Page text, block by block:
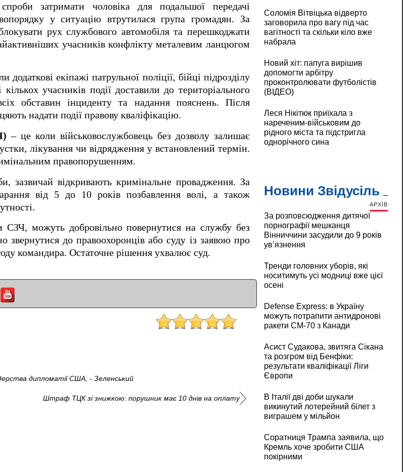
затримати чоловіка для подальшої передачі
у ситуацію втрутилася група громадян. За
рух службового автомобіля та перешкоджати
учасників конфлікту металевим ланцюгом
додаткові екіпажі патрульної поліції, бійці підрозділу
учасників події доставили до територіального
обставин інциденту та надання пояснень. Після
надати події правову кваліфікацію.
– це коли військовослужбовець без дозволу залишає
лікування чи відрядження у встановлений термін.
правопорушенням.
зазвичай відкривають кримінальне провадження. За
від 5 до 10 років позбавлення волі, а також
СЗЧ, можуть добровільно повернутися на службу без
звернутися до правоохоронців або суду із заявою про
командира. Остаточне рішення ухвалює суд.
дипломатії США, - Зеленський
Штраф ТЦК зі знижкою: порушник має 10 днів на оплату
Соломія Вітвіцька відверто
заговорила про вагу під час
вагітності та скільки кіло вже
набрала
Новий хіт: папуга вирішив
допомогти арбітру
проконтролювати футболістів
(ВІДЕО)
Леся Нікітюк приїхала з
нареченим-військовим до
рідного міста та підстригла
однорічного сина
Новини Звідусіль
АРХІВ
За розповсюдження дитячої
порнографії мешканця
Вінниччини засудили до 9 років
ув’язнення
Тренди головних уборів, які
носитимуть усі модниці вже цієї
осені
Defense Express: в Україну
можуть потрапити антидронові
ракети CM-70 з Канади
Асист Судакова, звитяга Сікана
та розгром від Бенфіки:
результати кваліфікації Ліги
Європи
В Італії дві доби шукали
викинутий лотерейний білет з
виграшем у мільйон
Соратниця Трампа заявила, що
Кремль хоче зробити США
покірними